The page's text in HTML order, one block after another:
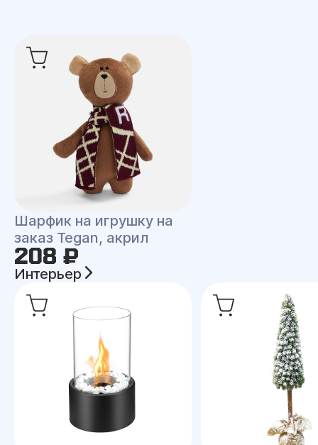
Шарфик на игрушку на
заказ Tegan, акрил
208 ₽
Интерьер